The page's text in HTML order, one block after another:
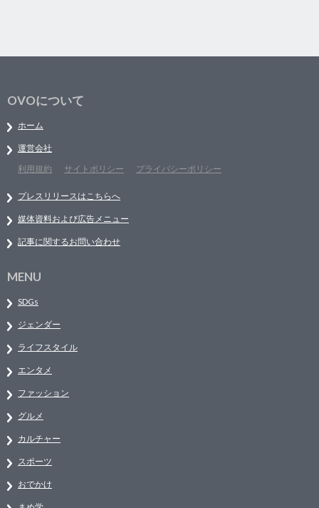
OVOについて
ホーム
運営会社
利用規約
サイトポリシー プライバシーポリシー
プレスリリースはこちらへ
媒体資料および広告メニュー
記事に関するお問い合わせ
MENU
SDGs
ジェンダー
ライフスタイル
エンタメ
ファッション
グルメ
カルチャー
スポーツ
おでかけ